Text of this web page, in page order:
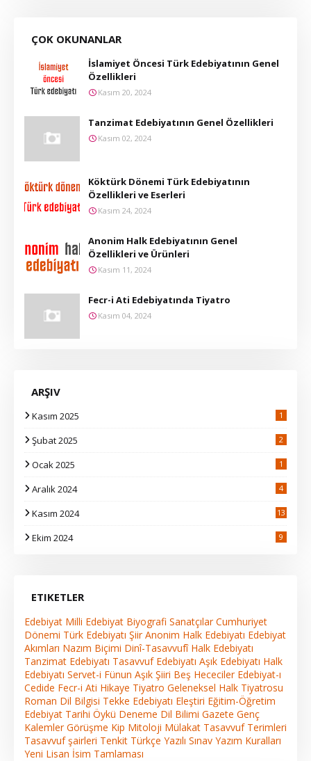
ÇOK OKUNANLAR
İslamiyet Öncesi Türk Edebiyatının Genel
Özellikleri
Kasım 20, 2024
Tanzimat Edebiyatının Genel Özellikleri
Kasım 02, 2024
Köktürk Dönemi Türk Edebiyatının
Özellikleri ve Eserleri
Kasım 24, 2024
Anonim Halk Edebiyatının Genel
Özellikleri ve Ürünleri
Kasım 11, 2024
Fecr-i Ati Edebiyatında Tiyatro
Kasım 04, 2024
ARŞIV
Kasım 2025 1
Şubat 2025 2
Ocak 2025 1
Aralık 2024 4
Kasım 2024
13
Ekim 2024 9
ETIKETLER
Edebiyat Milli Edebiyat Biyografi Sanatçılar Cumhuriyet
Dönemi Türk Edebiyatı Şiir Anonim Halk Edebiyatı Edebiyat
Akımları Nazım Biçimi Dinî-Tasavvufî Halk Edebiyatı
Tanzimat Edebiyatı Tasavvuf Edebiyatı Aşık Edebiyatı Halk
Edebiyatı Servet-i Fünun Aşık Şiiri Beş Hececiler Edebiyat-ı
Cedide Fecr-i Ati Hikaye Tiyatro Geleneksel Halk Tiyatrosu
Roman Dil Bilgisi Tekke Edebiyatı Eleştiri Eğitim-Öğretim
Edebiyat Tarihi Öykü Deneme Dil Bilimi Gazete Genç
Kalemler Görüşme Kip Mitoloji Mülakat Tasavvuf Terimleri
Tasavvuf şairleri Tenkit Türkçe Yazılı Sınav Yazım Kuralları
Yeni Lisan İsim Tamlaması